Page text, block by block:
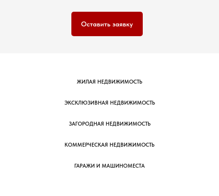
Оставить заявку
ЖИЛАЯ НЕДВИЖИМОСТЬ
ЭКСКЛЮЗИВНАЯ НЕДВИЖИМОСТЬ
ЗАГОРОДНАЯ НЕДВИЖИМОСТЬ
КОММЕРЧЕСКАЯ НЕДВИЖИМОСТЬ
ГАРАЖИ И МАШИНОМЕСТА